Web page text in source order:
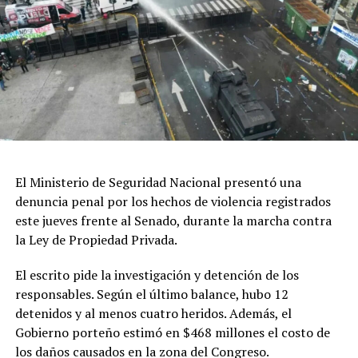
Patrimonio Mundial de la Humanidad que posee
Península Valdés.
Di Giacomo señaló que la UNESCO incorporó estos
planteos en un documento que actualmente analiza el
Comité de Patrimonio Mundial, donde además se solicita
al Estado argentino suspender las obras hasta que
ciudadana utilizados durante el proceso.
El referente socioambiental también cuestionó el
desarrollo de las audiencias públicas realizadas en el
consideran que esas instancias no garantizaron una
participación efectiva de la ciudadanía.
En cuanto a los plazos, explicó que el organismo
El Ministerio de Seguridad Nacional presentó una
denuncia penal por los hechos de violencia registrados
este jueves frente al Senado, durante la marcha contra
la Ley de Propiedad Privada.
El escrito pide la investigación y detención de los
responsables. Según el último balance, hubo 12
detenidos y al menos cuatro heridos. Además, el
Gobierno porteño estimó en $468 millones el costo de
los daños causados en la zona del Congreso.